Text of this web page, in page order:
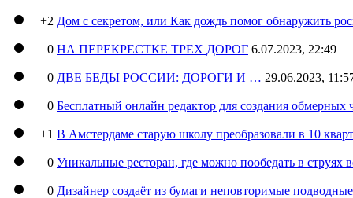
+2 Дом с секретом, или Как дождь помог обнаружить
0 НА ПЕРЕКРЕСТКЕ ТРЕХ ДОРОГ 6.07.2023, 22:49
0 ДВЕ БЕДЫ РОССИИ: ДОРОГИ И … 29.06.2023,
0 Бесплатный онлайн редактор для создания обмерных
+1 В Амстердаме старую школу преобразовали в 10
0 Уникальные ресторан, где можно пообедать в струях
0 Дизайнер создаёт из бумаги неповторимые